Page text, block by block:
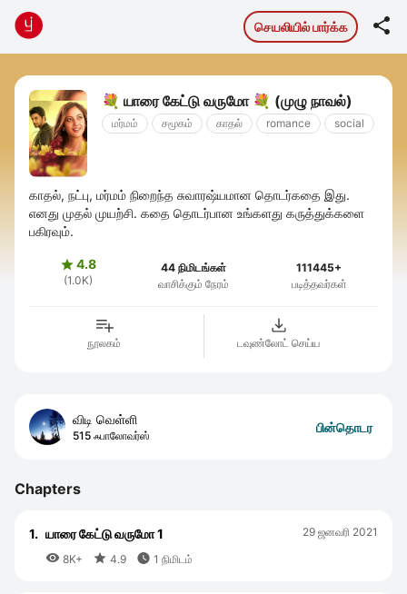
செயலியில் பார்க்க 
💐 யாரை கேட்டு வருமோ 💐 (முழு நாவல்)
மர்மம் சமூகம் காதல் romance social
காதல், நட்பு, மர்மம் நிறைந்த சுவாரஷ்யமான தொடர்கதை இது.
எனது முதல் முயற்சி. கதை தொடர்பான உங்களது கருத்துக்களை
பகிரவும்.
4.8
(1.0K)
44 நிமிடங்கள்
வாசிக்கும் நேரம்
111445+
படித்தவர்கள்
நூலகம் டவுண்லோட் செய்ய
விடி வெள்ளி
515 ஃபாலோவர்ஸ்
பின்தொடர
Chapters
1. யாரை கேட்டு வருமோ 1
 8K+  4.9  1 நிமிடம்
29 ஜனவரி 2021